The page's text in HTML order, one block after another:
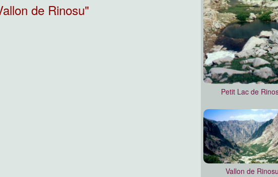
ce sentier démaquisé, car, au-
complètement hors-sentiers et
Petit Lac de
Vallon de Rinosu
de Rinosu"